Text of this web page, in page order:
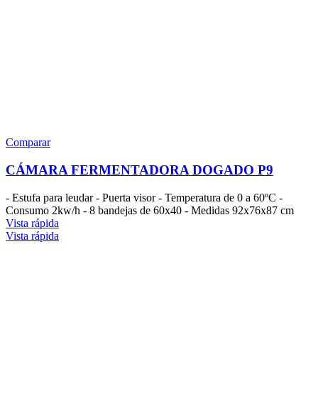
Comparar
CÁMARA FERMENTADORA DOGADO P9
- Estufa para leudar - Puerta visor - Temperatura de 0 a 60ºC -
Consumo 2kw/h - 8 bandejas de 60x40 - Medidas 92x76x87 cm
Vista rápida
Vista rápida